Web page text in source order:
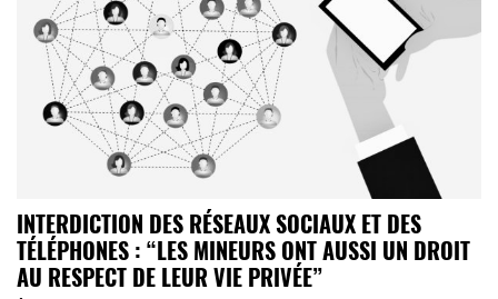
INTERDICTION DES RÉSEAUX SOCIAUX ET DES
TÉLÉPHONES : “LES MINEURS ONT AUSSI UN DROIT
AU RESPECT DE LEUR VIE PRIVÉE”